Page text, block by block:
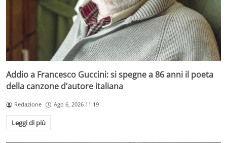
Addio a Francesco Guccini: si spegne a 86 anni il poeta
della canzone d’autore italiana
Redazione Ago 6, 2026 11:19
Leggi di più